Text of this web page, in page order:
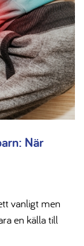
När
vanligt men
en källa till